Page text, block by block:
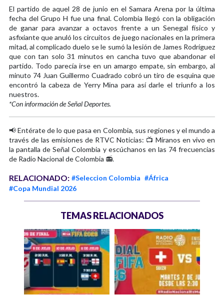
El partido de aquel 28 de junio en el Samara Arena por la última
fecha del Grupo H fue una final. Colombia llegó con la obligación
de ganar para avanzar a octavos frente a un Senegal físico y
asfixiante que anuló los circuitos de juego nacionales en la primera
mitad, al complicado duelo se le sumó la lesión de James Rodríguez
que con tan solo 31 minutos en cancha tuvo que abandonar el
partido. Todo parecía irse en un amargo empate, sin embargo, al
minuto 74 Juan Guillermo Cuadrado cobró un tiro de esquina que
encontró la cabeza de Yerry Mina para así darle el triunfo a los
nuestros.
*Con información de Señal Deportes.
📢 Entérate de lo que pasa en Colombia, sus regiones y el mundo a
través de las emisiones de RTVC Noticias: 📺 Míranos en vivo en
la pantalla de Señal Colombia y escúchanos en las 74 frecuencias
de Radio Nacional de Colombia 📻.
RELACIONADO: #Seleccion Colombia #África
#Copa Mundial 2026
TEMAS RELACIONADOS